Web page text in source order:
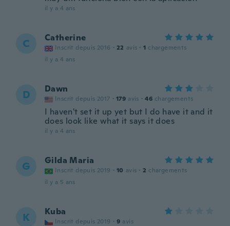
il y a 4 ans
C Catherine
Inscrit depuis 2016 · 22 avis · 1 chargements
il y a 4 ans
D Dawn
Inscrit depuis 2017 · 179 avis · 46 chargements
I haven't set it up yet but I do have it and it
does look like what it says it does
il y a 4 ans
G Gilda Maria
Inscrit depuis 2019 · 10 avis · 2 chargements
il y a 5 ans
K Kuba
Inscrit depuis 2019 · 9 avis